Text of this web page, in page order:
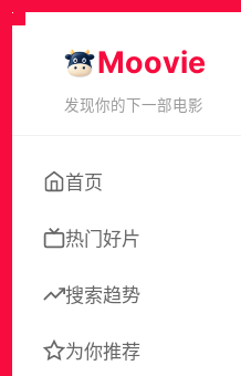
Moovie
发现你的下一部电影
首页
热门好片
搜索趋势
为你推荐